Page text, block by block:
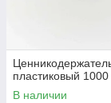
пластиковый 1000
В наличии